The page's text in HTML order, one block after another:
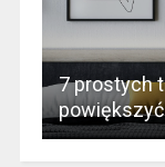
7 prostych